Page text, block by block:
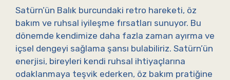
Satürn’ün Balık burcundaki retro hareketi, öz
bakım ve ruhsal iyileşme fırsatları sunuyor. Bu
dönemde kendimize daha fazla zaman ayırma ve
içsel dengeyi sağlama şansı bulabiliriz. Satürn’ün
enerjisi, bireyleri kendi ruhsal ihtiyaçlarına
odaklanmaya teşvik ederken, öz bakım pratiğine